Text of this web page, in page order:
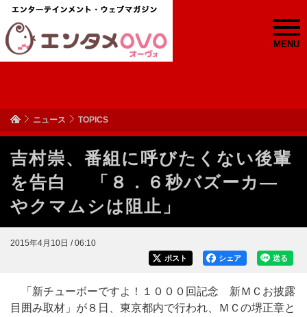
MENU
ニュース TOPICS
吉村崇、番組に呼びたくない後輩
を告白 「８．６秒バズーカ―
やクマムシは阻止」
2015年4月10日 / 06:10
送る
シェア
ポスト
「新チューボーですよ！１０００回記念 新ＭＣお披露
目囲み取材」が８日、東京都内で行われ、ＭＣの堺正章と